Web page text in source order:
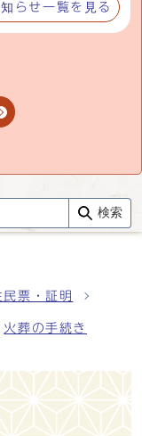
らせ一覧を見る
検索
民票・証明
火葬の手続き